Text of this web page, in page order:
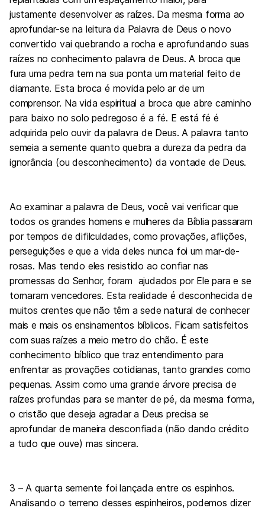
justamente desenvolver as raízes. Da mesma forma ao
aprofundar-se na leitura da Palavra de Deus o novo
convertido vai quebrando a rocha e aprofundando suas
raízes no conhecimento palavra de Deus. A broca que
fura uma pedra tem na sua ponta um material feito de
diamante. Esta broca é movida pelo ar de um
comprensor. Na vida espiritual a broca que abre caminho
para baixo no solo pedregoso é a fé. E está fé é
adquirida pelo ouvir da palavra de Deus. A palavra tanto
semeia a semente quanto quebra a dureza da pedra da
ignorância (ou desconhecimento) da vontade de Deus.
Ao examinar a palavra de Deus, você vai verificar que
todos os grandes homens e mulheres da Bíblia passaram
por tempos de difilculdades, como provações, aflições,
perseguições e que a vida deles nunca foi um mar-de-
rosas. Mas tendo eles resistido ao confiar nas
promessas do Senhor, foram ajudados por Ele para e se
tornaram vencedores. Esta realidade é desconhecida de
muitos crentes que não têm a sede natural de conhecer
mais e mais os ensinamentos bíblicos. Ficam satisfeitos
com suas raízes a meio metro do chão. É este
conhecimento bíblico que traz entendimento para
enfrentar as provações cotidianas, tanto grandes como
pequenas. Assim como uma grande árvore precisa de
raízes profundas para se manter de pé, da mesma forma,
o cristão que deseja agradar a Deus precisa se
aprofundar de maneira desconfiada (não dando crédito
a tudo que ouve) mas sincera.
3 – A quarta semente foi lançada entre os espinhos.
Analisando o terreno desses espinheiros, podemos dizer